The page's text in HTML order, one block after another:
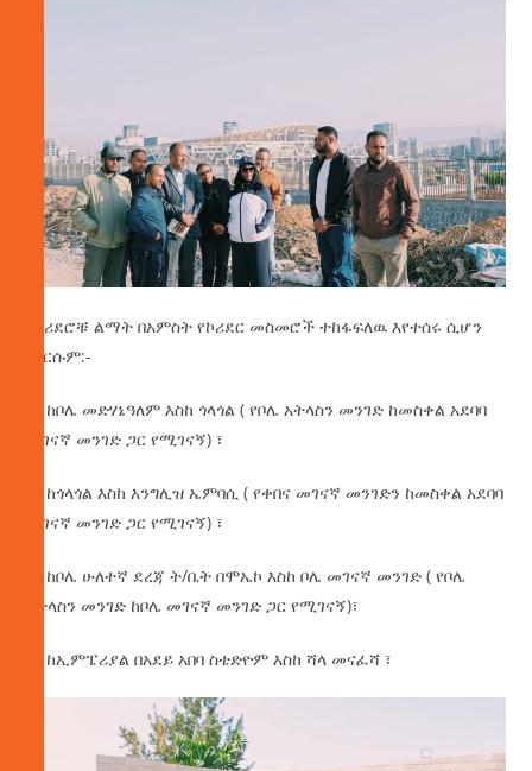
የኮሪደሮቹ ልማት በአምስት የኮሪደር መስመሮች ተከፋፍለዉ እየተሰሩ ሲሆን
እነርሱም:-
1- ከቦሌ መድሃኔዓለም እስከ ጎላጎል ( የቦሌ አትላስን መንገድ ከመስቀል አደባባ
መገናኛ መንገድ ጋር የሚገናኝ) ፣
2- ከጎላጎል እስከ እንግሊዝ ኤምባሲ ( የቀበና መገናኛ መንገድን ከመስቀል አደባባ
መገናኛ መንገድ ጋር የሚገናኝ) ፣
3- ከቦሌ ሁለተኛ ደረጃ ት/ቤት በሞኤኮ እስከ ቦሌ መገናኛ መንገድ ( የቦሌ
አትላስን መንገድ ከቦሌ መገናኛ መንገድ ጋር የሚገናኝ)፣
4- ከኢምፔሪያል በአደይ አበባ ስቴድዮም እስከ ሻላ መናፈሻ ፣